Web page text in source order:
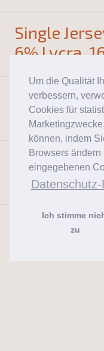
Um die Qualität
verbessern,
Cookies für
können, indem
Browsers
eingegebenen
Ich stimme
zu
Single
6% Lycra,
Single
5% Lycra,
Jersey
Lycra, 200g